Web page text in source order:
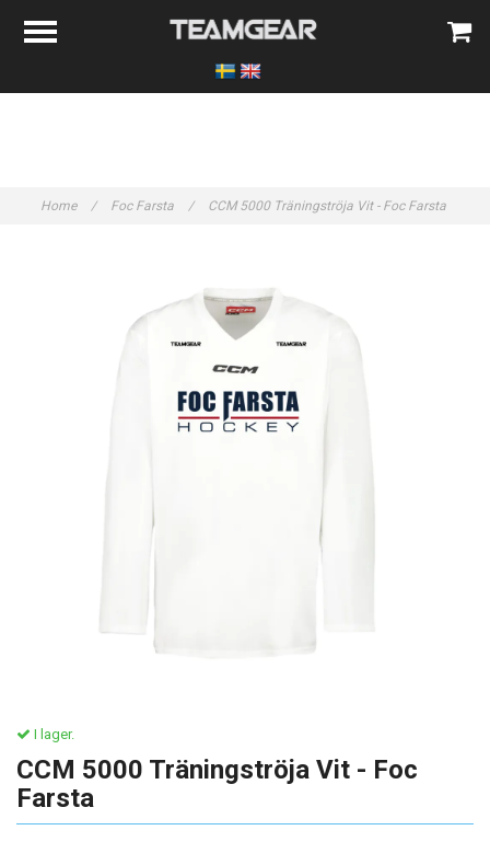
Home / Foc Farsta / CCM 5000 Träningströja Vit - Foc Farsta
I lager.
CCM 5000 Träningströja Vit - Foc
Farsta